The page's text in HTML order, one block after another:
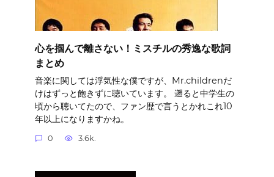
心を掴んで離さない！ミスチルの秀逸な歌詞
まとめ
音楽に関しては浮気性な僕ですが、Mr.childrenだ
けはずっと飽きずに聴いています。 遡ると中学生の
頃から聴いてたので、ファン歴で言うとかれこれ10
年以上になりますかね。
0 3.6k.